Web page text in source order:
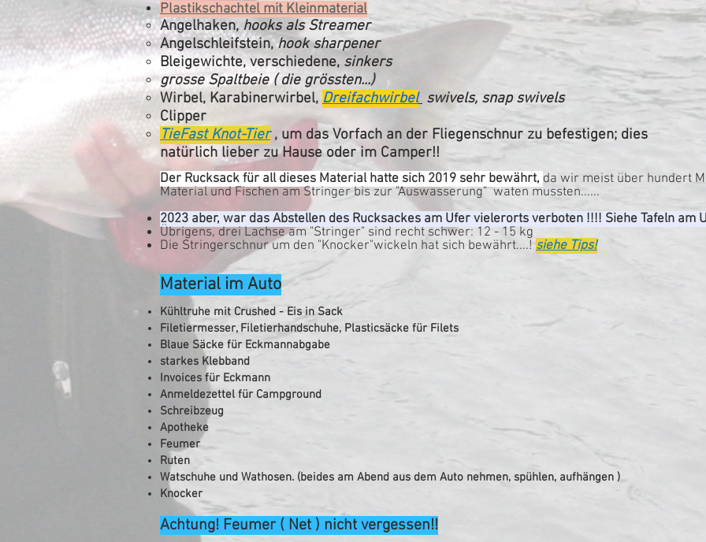
Plastikschachtel mit Kleinmaterial
Angelhaken,hooks als Streamer
Angelschleifstein,hook sharpener
Bleigewichte, verschiedene, sinkers
grosse Spaltbeie ( die grössten...)
Wirbel, Karabinerwirbel, Dreifachwirbel swivels, snap swivels
Clipper
TieFast Knot-Tier, um das Vorfach an der Fliegenschnur zu befestigen; dies
natürlich lieber zu Hause oder im Camper!!
Der Rucksack für all dieses Material hatte sich 2019 sehr bewährt, da wir meist über hundert
Material und Fischen am Stringer bis zur "Auswasserung" waten mussten......
2023 aber, war das Abstellen des Rucksackes am Ufer vielerorts verboten !!!! Siehe Tafeln am
Übrigens, drei Lachse am "Stringer" sind recht schwer: 12 - 15 kg
Die Stringerschnur um den "Knocker"wickeln hat sich bewährt....! siehe Tips!
Material im Auto
Kühltruhe mit Crushed - Eis in Sack
Filetiermesser, Filetierhandschuhe, Plasticsäcke für Filets
Blaue Säcke für Eckmannabgabe
starkes Klebband
Invoices für Eckmann
Anmeldezettel für Campground
Schreibzeug
Apotheke
Feumer
Ruten
Watschuhe und Wathosen. (beides am Abend aus dem Auto nehmen, spühlen, aufhängen )
Knocker
Achtung! Feumer ( Net ) nicht vergessen!!